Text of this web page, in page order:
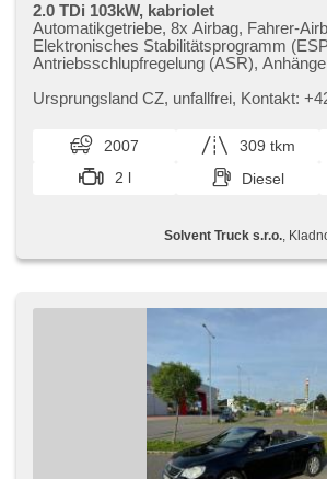
2.0 TDi 103kW, kabriolet
Automatikgetriebe, 8x Airbag, Fahrer-
Elektronisches Stabilitätsprogramm
Antriebsschlupfregelung (ASR),
Tempomat, Alufelgen, erfüllt 'EURO IV',
Scheibenwischersensor, Lenkrad
Beifahrerairbagdeaktivierung, hands
Seitenscheiben, El. Klappspiegel, El.
Wegfahrsperre, Zentralverriegelung mit
CD-Spieler, Außenthermometer, beheizte
Klimaablage, Teilbare Rücksitzbank,
Ursprungsland CZ,​ unfallfrei,​ Kontakt:
2007 309 tkm
2 l
Diesel
Solvent Truck s.r.o. ,